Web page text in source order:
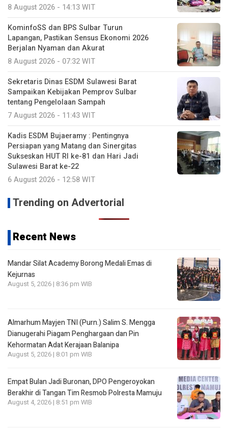
8 August 2026 - 14:13 WIT
KominfoSS dan BPS Sulbar Turun
Lapangan, Pastikan Sensus Ekonomi 2026
Berjalan Nyaman dan Akurat
8 August 2026 - 07:32 WIT
Sekretaris Dinas ESDM Sulawesi Barat
Sampaikan Kebijakan Pemprov Sulbar
tentang Pengelolaan Sampah
7 August 2026 - 11:43 WIT
Kadis ESDM Bujaeramy : Pentingnya
Persiapan yang Matang dan Sinergitas
Sukseskan HUT RI ke-81 dan Hari Jadi
Sulawesi Barat ke-22
6 August 2026 - 12:58 WIT
Trending on Advertorial
Recent News
Mandar Silat Academy Borong Medali Emas di
Kejurnas
August 5, 2026 | 8:36 pm WIB
Almarhum Mayjen TNI (Purn.) Salim S. Mengga
Dianugerahi Piagam Penghargaan dan Pin
Kehormatan Adat Kerajaan Balanipa
August 5, 2026 | 8:01 pm WIB
Empat Bulan Jadi Buronan, DPO Pengeroyokan
Berakhir di Tangan Tim Resmob Polresta Mamuju
August 4, 2026 | 8:51 pm WIB